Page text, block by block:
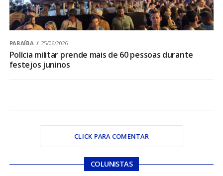
PARAÍBA 25/06/2026
Polícia militar prende mais de 60 pessoas durante
festejos juninos
CLICK PARA COMENTAR
COLUNISTAS